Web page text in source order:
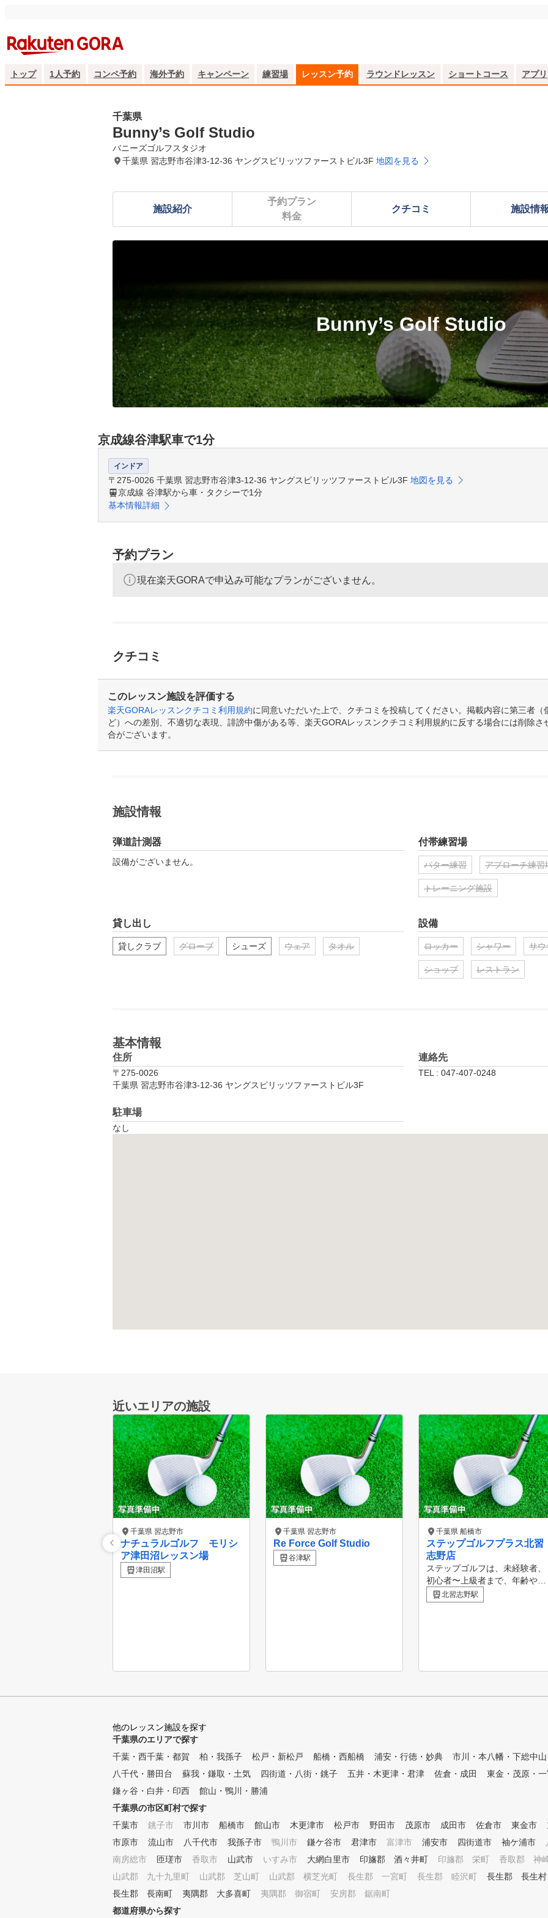
トップ 1人予約 コンペ予約 海外予約 キャンペーン 練習場 レッスン予約 ラウンドレッスン ショートコース アプリ
千葉県
Bunny’s Golf Studio
バニーズゴルフスタジオ
千葉県 習志野市谷津3-12-36 ヤングスピリッツファーストビル3F 地図を見る
施設紹介
予約プラン
料金
クチコミ 施設情
Bunny’s Golf Studio
京成線谷津駅車で1分
インドア
〒275-0026 千葉県 習志野市谷津3-12-36 ヤングスピリッツファーストビル3F 地図を見る
京成線 谷津駅から車・タクシーで1分
基本情報詳細
予約プラン
現在楽天GORAで申込み可能なプランがございません。
クチコミ
このレッスン施設を評価する
楽天GORAレッスンクチコミ利用規約に同意いただいた上で、クチコミを投稿してください。掲載内容に第三者（
ど）への差別、不適切な表現、誹謗中傷がある等、楽天GORAレッスンクチコミ利用規約に反する場合には削除さ
合がございます。
施設情報
弾道計測器
設備がございません。
付帯練習場
パター練習 アプローチ練習
トレーニング施設
貸し出し
貸しクラブ グローブ シューズ ウェア タオル
設備
ロッカー シャワー サウ
ショップ レストラン
基本情報
住所
〒275-0026
千葉県 習志野市谷津3-12-36 ヤングスピリッツファーストビル3F
連絡先
TEL : 047-407-0248
駐車場
なし
近いエリアの施設
千葉県 習志野市
ナチュラルゴルフ モリシ
ア津田沼レッスン場
津田沼駅
千葉県 習志野市
Re Force Golf Studio
谷津駅
千葉県 船橋市
ステップゴルフプラス北習
志野店
ステップゴルフは、未経験者、
初心者〜上級者まで、年齢や性
別を問わず、自分のペースでゴ
ルフライフを楽しめるインドア
フが選ばれる理由】 ■01：安心
の定額制で通い放題・打ち放題
個人練習とコーチレッスンを組
していただけます！ ■02：女性
も初心者も気軽に通える！ 会
員の約4割が女性、およそ半数
は未経験からのスタートです。
クラブやシューズの無料レンタ
北習志野駅
他のレッスン施設を探す
千葉県のエリアで探す
千葉・西千葉・都賀
柏・我孫子 松戸・新松戸 船橋・西船橋 浦安・行徳・妙典 市川・本八幡・下総中山
八千代・勝田台
蘇我・鎌取・土気 四街道・八街・銚子 五井・木更津・君津 佐倉・成田 東金・茂原・
鎌ヶ谷・白井・印西
館山・鴨川・勝浦
千葉県の市区町村で探す
千葉市
銚子市 市川市 船橋市 館山市 木更津市 松戸市 野田市 茂原市 成田市 佐倉市 東金市
市原市
流山市 八千代市 我孫子市 鴨川市 鎌ケ谷市 君津市 富津市 浦安市 四街道市 袖ケ浦市
南房総市
匝瑳市 香取市 山武市 いすみ市 大網白里市 印旛郡 酒々井町 印旛郡 栄町 香取郡 神
山武郡 九十九里町
山武郡 芝山町 山武郡 横芝光町 長生郡 一宮町 長生郡 睦沢町 長生郡 長生村
長生郡 長南町
夷隅郡 大多喜町 夷隅郡 御宿町
安房郡 鋸南町
都道府県から探す